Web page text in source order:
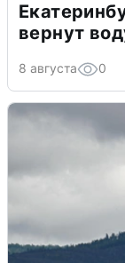
вернут
8 августа 0